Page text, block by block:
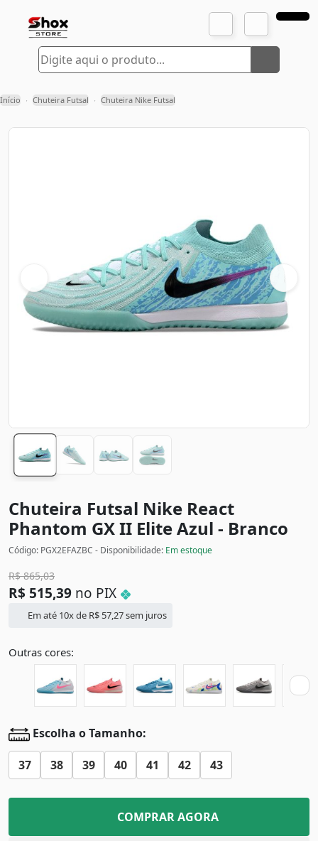
Início › Chuteira Futsal › Chuteira Nike Futsal
Chuteira Futsal Nike React
Phantom GX II EliteAzul - Branco
Código: PGX2EFAZBC - Disponibilidade: Em estoque
R$865,03
R$ 515,39 no PIX
Em até 10x de R$ 57,27sem juros
Outras cores:
Escolha o Tamanho:
37 38 39 40 41 42 43
COMPRAR AGORA